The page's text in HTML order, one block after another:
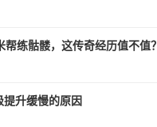
练骷髅，这传奇经历值不值？
升缓慢的原因